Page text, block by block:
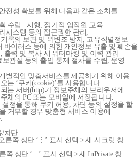
전성 확보를 위해 다음과 같은 조치를
수립 · 시행, 정기적 임직원 교육
시스템 등의 접근권한 관리,
록의 보관 및 위변조 방지, 고유식별정보
바이러스 등에 의한 개인정보 유출 및 훼손을
력 및 복사 시 워터마킹 및 이력 관리
관실 등의 출입 통제 절차를 수립, 운영
별적인 맞춤서비스를 제공하기 위해 이용
는 ‘쿠키(cookie)’를 사용합니다.
는 서버(http)가 정보주체의 브라우저에
체의 PC 또는 모바일에 저장됩니다.
정을 통해 쿠키 허용, 차단 등의 설정을 할
거부할 경우 맞춤형 서비스 이용에
/차단
른쪽 상단 ‘⋮’ 표시 선택 > 새 시크릿 창
쪽 상단 ‘…’ 표시 선택 > 새 InPrivate 창